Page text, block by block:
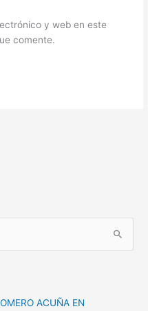
y web en este
comente.
ACUÑA EN